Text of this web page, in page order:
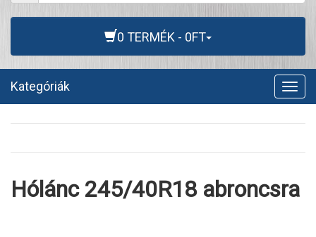
0 TERMÉK - 0FT
Kategóriák
Hólánc 245/40R18 abroncsra